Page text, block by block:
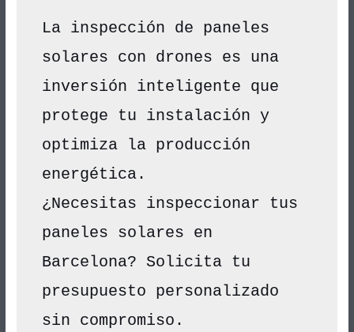
La inspección de paneles
solares con drones es una
inversión inteligente que
protege tu instalación y
optimiza la producción
energética.
¿Necesitas inspeccionar tus
paneles solares en
Barcelona? Solicita tu
presupuesto personalizado
sin compromiso.